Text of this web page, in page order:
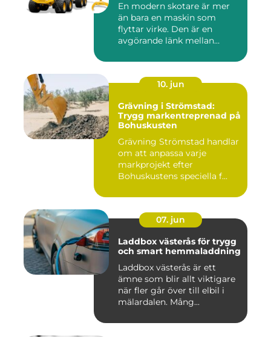
En modern skotare är mer
än bara en maskin som
flyttar virke. Den är en
avgörande länk mellan
10. jun
Grävning i Strömstad:
Trygg markentreprenad på
Bohuskusten
Grävning Strömstad handlar
om att anpassa varje
markprojekt efter
Bohuskustens speciella f...
07. jun
Laddbox västerås för trygg
och smart hemmaladdning
Laddbox västerås är ett
ämne som blir allt viktigare
när fler går över till elbil i
mälardalen. Mång...